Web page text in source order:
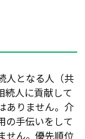
人となる人（共
続人に貢献して
ありません。介
の手伝いをして
せん。優先順位